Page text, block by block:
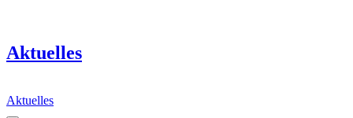
Aktuelles
Aktuelles